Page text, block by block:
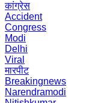
कांग्रेस
Accident
Congress
Modi
Delhi
Viral
मारपीट
Breakingnews
Narendramodi